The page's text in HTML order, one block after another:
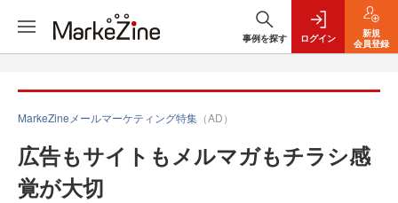
事例を探す ログイン
新規
会員登録
MarkeZineメールマーケティング特集 （AD）
広告もサイトもメルマガもチラシ感
覚が大切